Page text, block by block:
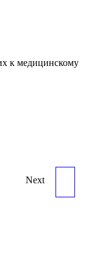
к медицинскому
KEYNext